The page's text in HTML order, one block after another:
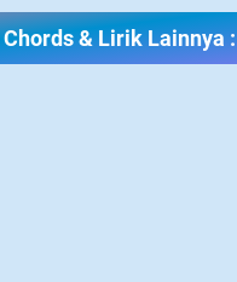
& Lirik Lainnya :